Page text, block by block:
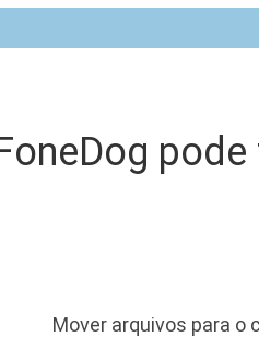
pode
Mover arquivos para o